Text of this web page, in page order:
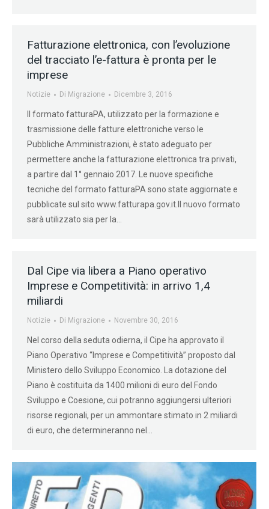
Fatturazione elettronica, con l’evoluzione
del tracciato l’e-fattura è pronta per le
imprese
Notizie Di Migrazione Dicembre 3, 2016
Il formato fatturaPA, utilizzato per la formazione e
trasmissione delle fatture elettroniche verso le
Pubbliche Amministrazioni, è stato adeguato per
permettere anche la fatturazione elettronica tra privati,
a partire dal 1° gennaio 2017. Le nuove specifiche
tecniche del formato fatturaPA sono state aggiornate e
pubblicate sul sito www.fatturapa.gov.it.Il nuovo formato
sarà utilizzato sia per la…
Dal Cipe via libera a Piano operativo
Imprese e Competitività: in arrivo 1,4
miliardi
Notizie Di Migrazione Novembre 30, 2016
Nel corso della seduta odierna, il Cipe ha approvato il
Piano Operativo “Imprese e Competitività” proposto dal
Ministero dello Sviluppo Economico. La dotazione del
Piano è costituita da 1400 milioni di euro del Fondo
Sviluppo e Coesione, cui potranno aggiungersi ulteriori
risorse regionali, per un ammontare stimato in 2 miliardi
di euro, che determineranno nel…